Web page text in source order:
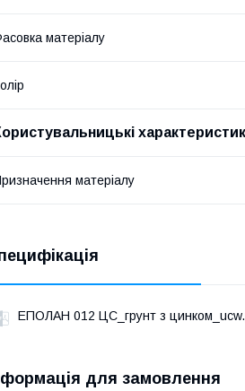
матеріалу
матеріалу
ЕПОЛАН 012 ЦС_грунт з
для замовлення